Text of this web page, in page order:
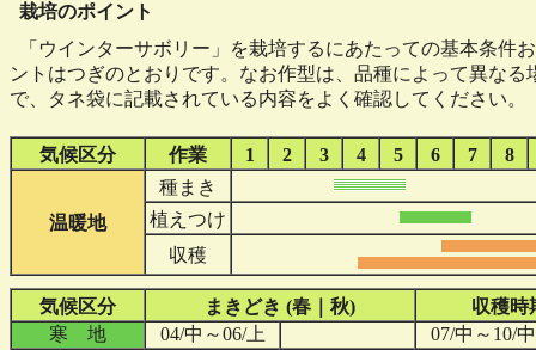
栽培のポイント
「ウインターサボリー」を栽培するにあたっての基本条件
ントはつぎのとおりです。なお作型は、品種によって異なる
で、タネ袋に記載されている内容をよく確認してください。
気候区分 作業 1 2 3 4 5 6 7 8
温暖地
種まき
植えつけ
収穫
気候区分 まきどき (春｜秋)
収穫時
寒 地
04/中～06/上
07/中～10/中